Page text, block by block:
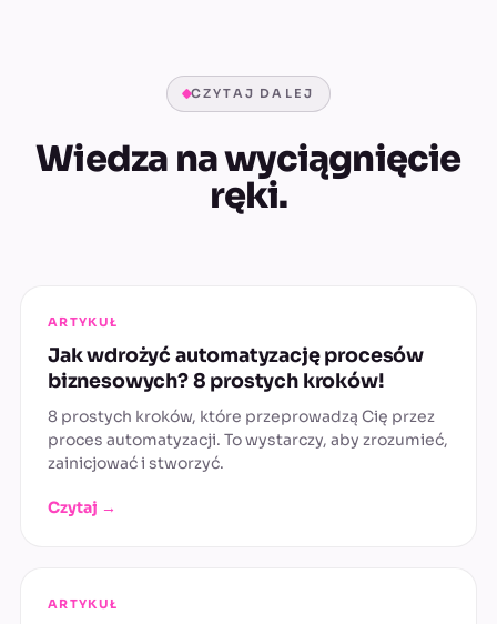
CZYTAJ DALEJ
Wiedza na wyciągnięcie
ręki.
ARTYKUŁ
Jak wdrożyć automatyzację procesów
biznesowych? 8 prostych kroków!
8 prostych kroków, które przeprowadzą Cię przez
proces automatyzacji. To wystarczy, aby zrozumieć,
zainicjować i stworzyć.
Czytaj →
ARTYKUŁ